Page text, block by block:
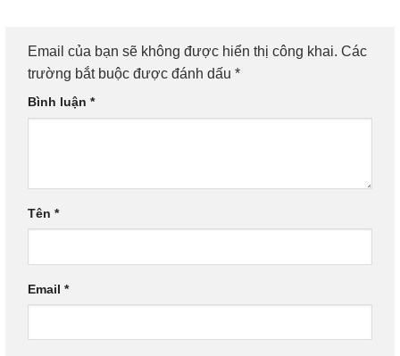
Email của bạn sẽ không được hiển thị công khai. Các
trường bắt buộc được đánh dấu *
Bình luận *
Tên *
Email *